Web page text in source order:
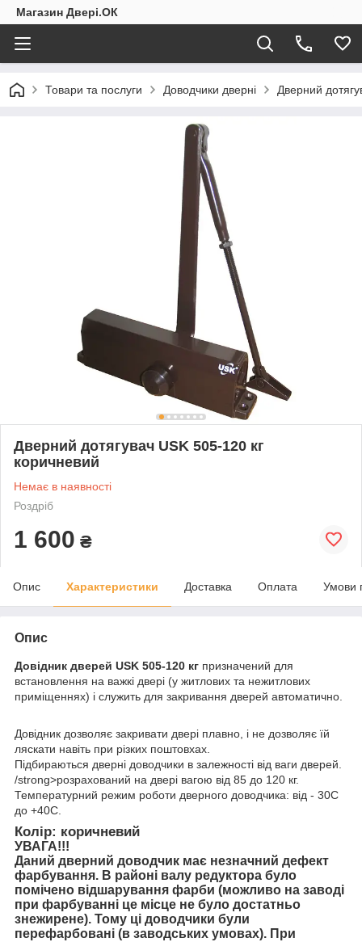
Магазин Двері.ОК
Товари та послуги Доводчики дверні Дверний
Дверний дотягувач USK 505-120 кг
коричневий
Немає в наявності
Роздріб
1 600 ₴
Опис Характеристики Доставка Оплата Умови
Опис
Довідник дверей USK 505-120 кг призначений для
встановлення на важкі двері (у житлових та нежитлових
приміщеннях) і служить для закривання дверей автоматично.
Довідник дозволяє закривати двері плавно, і не дозволяє їй
ляскати навіть при різких поштовхах.
Підбираються дверні доводчики в залежності від ваги дверей.
/strong>розрахований на двері вагою від 85 до 120 кг.
Температурний режим роботи дверного доводчика: від - 30С
до +40С.
Колір: коричневий
УВАГА!!!
Даний дверний доводчик має незначний дефект
фарбування. В районі валу редуктора було
помічено відшарування фарби (можливо на заводі
при фарбуванні це місце не було достатньо
знежирене). Тому ці доводчики були
перефарбовані (в заводських умовах). При